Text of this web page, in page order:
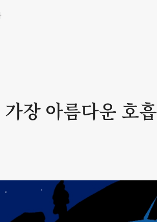
장 아름다운 호흡